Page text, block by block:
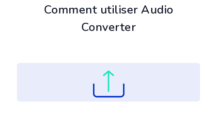
Comment utiliser Audio
Converter